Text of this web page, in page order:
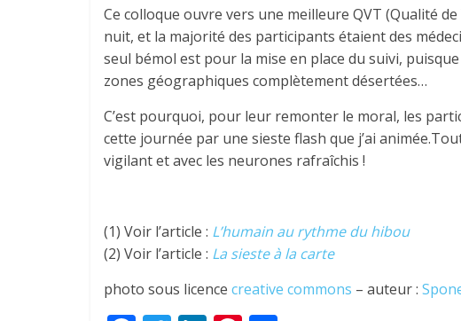
Ce colloque ouvre vers une meilleure QVT (Qualité
nuit, et la majorité des participants étaient des
seul bémol est pour la mise en place du suivi,
zones géographiques complètement désertées…
C’est pourquoi, pour leur remonter le moral, les
cette journée par une sieste flash que j’ai
vigilant et avec les neurones rafraîchis !
(1) Voir l’article : L’humain au rythme du hibou
(2) Voir l’article : La sieste à la carte
photo sous licence creative commons – auteur :